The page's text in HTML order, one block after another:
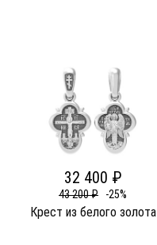
32 400 ₽
43 200 ₽ -25%
Крест из белого золота